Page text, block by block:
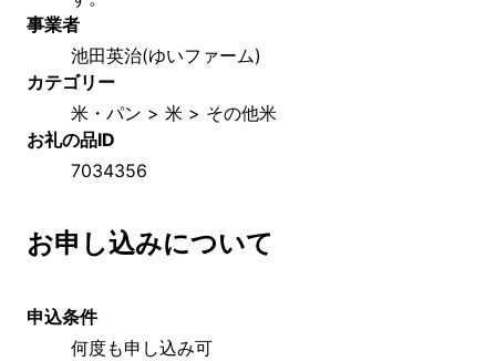
事業者
池田英治(ゆいファーム)
カテゴリー
米・パン > 米 > その他米
お礼の品ID
7034356
お申し込みについて
申込条件
何度も申し込み可